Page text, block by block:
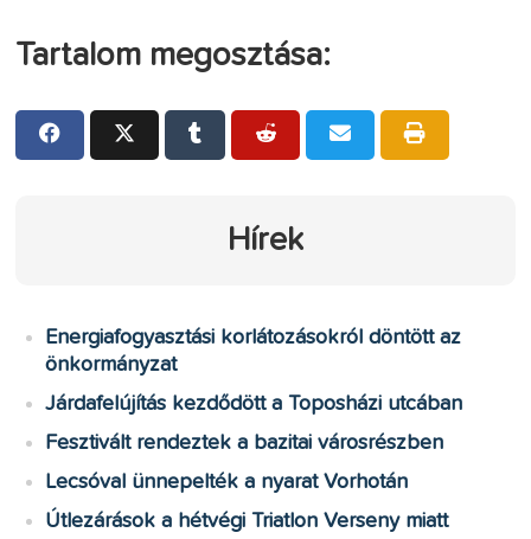
Tartalom megosztása:
Hírek
Energiafogyasztási korlátozásokról döntött az
önkormányzat
Járdafelújítás kezdődött a Toposházi utcában
Fesztivált rendeztek a bazitai városrészben
Lecsóval ünnepelték a nyarat Vorhotán
Útlezárások a hétvégi Triatlon Verseny miatt